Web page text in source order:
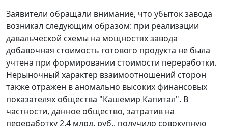
Заявители обращали внимание, что убыток завода
возникал следующим образом: при реализации
давальческой схемы на мощностях завода
добавочная стоимость готового продукта не была
учтена при формировании стоимости переработки.
Нерыночный характер взаимоотношений сторон
также отражен в аномально высоких финансовых
показателях общества "Кашемир Капитал". В
частности, данное общество, затратив на
переработку 2,4 млрд. руб., получило совокупную